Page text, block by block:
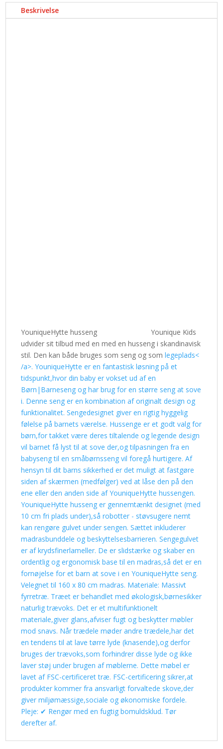
Beskrivelse
YouniqueHytte husseng
Younique Kids
udvider sit tilbud med en med en husseng i skandinavisk
stil. Den kan både bruges som seng og somlegeplads<
/a>. YouniqueHytte er en fantastisk løsning på et
tidspunkt,hvor din baby er vokset ud af en
Børn|Barneseng og har brug for en større seng at sove
i. Denne seng er en kombination af originalt design og
funktionalitet. Sengedesignet giver en rigtig hyggelig
følelse på barnets værelse. Hussenge er et godt valg for
børn,for takket være deres tiltalende og legende design
vil barnet få lyst til at sove der,og tilpasningen fra en
babyseng til en småbørnsseng vil foregå hurtigere. Af
hensyn til dit barns sikkerhed er det muligt at fastgøre
siden af skærmen (medfølger) ved at låse den på den
ene eller den anden side af YouniqueHytte hussengen.
YouniqueHytte husseng er gennemtænkt designet (med
10 cm fri plads under),så robotter - støvsugere nemt
kan rengøre gulvet under sengen. Sættet inkluderer
madrasbunddele og beskyttelsesbarrieren. Sengegulvet
er af krydsfinerlameller. De er slidstærke og skaber en
ordentlig og ergonomisk base til en madras,så det er en
fornøjelse for et barn at sove i en YouniqueHytte seng.
Velegnet til 160 x 80 cm madras. Materiale: Massivt
fyrretræ. Træet er behandlet med økologisk,børnesikker
naturlig trævoks. Det er et multifunktionelt
materiale,giver glans,afviser fugt og beskytter møbler
mod snavs. Når trædele møder andre trædele,har det
en tendens til at lave tørre lyde (knasende),og derfor
bruges der trævoks,som forhindrer disse lyde og ikke
laver støj under brugen af møblerne. Dette møbel er
lavet af FSC-certificeret træ. FSC-certificering sikrer,at
produkter kommer fra ansvarligt forvaltede skove,der
giver miljømæssige,sociale og økonomiske fordele.
Pleje: ✔ Rengør med en fugtig bomuldsklud. Tør
derefter af.